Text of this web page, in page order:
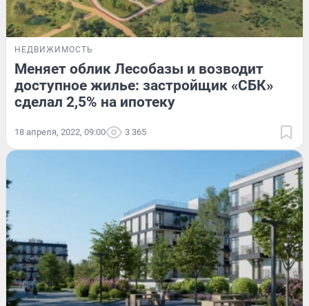
НЕДВИЖИМОСТЬ
Меняет облик Лесобазы и возводит
доступное жилье: застройщик «СБК»
сделал 2,5% на ипотеку
18 апреля, 2022, 09:00 3 365